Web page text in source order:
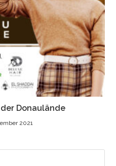
Donaulände
2021